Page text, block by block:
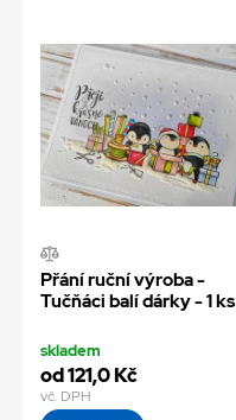
Přání ruční výroba -
Tučňáci balí dárky - 1 ks
skladem
od 121,0 Kč
vč. DPH